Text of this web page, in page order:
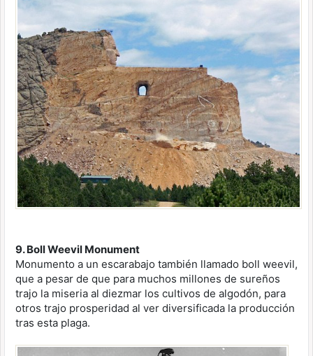
9. Boll Weevil Monument
Monumento a un escarabajo también llamado boll weevil,
que a pesar de que para muchos millones de sureños
trajo la miseria al diezmar los cultivos de algodón, para
otros trajo prosperidad al ver diversificada la producción
tras esta plaga.